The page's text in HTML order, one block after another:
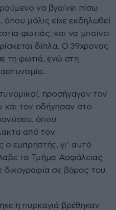
να βγαίνει πίσω
μόλις είχε εκδηλωθεί
φωτιάς, και να μπαίνει
δίπλα. Ο 39χρονος
τη φωτιά, ενώ στη
προσήγαγαν τον
και τον οδήγησαν στο
όπου
από τον
ο εμπρηστής, γι’ αυτό
το Τμήμα Ασφάλειας
δικογραφία σε βάρος του
η πυρκαγιά βρέθηκαν